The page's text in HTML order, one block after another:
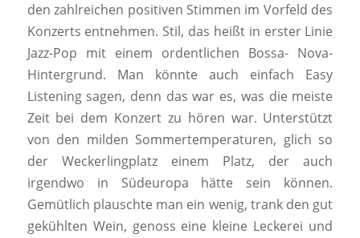
den zahlreichen positiven Stimmen im Vorfeld des
Konzerts entnehmen. Stil, das heißt in erster Linie
Jazz-Pop mit einem ordentlichen Bossa- Nova-
Hintergrund. Man könnte auch einfach Easy
Listening sagen, denn das war es, was die meiste
Zeit bei dem Konzert zu hören war. Unterstützt
von den milden Sommertemperaturen, glich so
der Weckerlingplatz einem Platz, der auch
irgendwo in Südeuropa hätte sein können.
Gemütlich plauschte man ein wenig, trank den gut
gekühlten Wein, genoss eine kleine Leckerei und